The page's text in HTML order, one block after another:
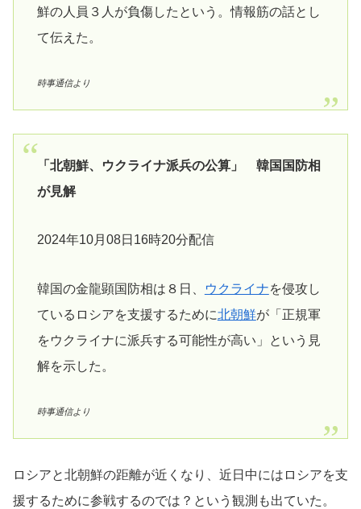
鮮の人員３人が負傷したという。情報筋の話とし
て伝えた。
時事通信より
「北朝鮮、ウクライナ派兵の公算」 韓国国防相
が見解
2024年10月08日16時20分配信
韓国の金龍顕国防相は８日、 ウクライナを侵攻し
ているロシアを支援するために北朝鮮が「正規軍
をウクライナに派兵する可能性が高い」という見
解を示した。
時事通信より
ロシアと北朝鮮の距離が近くなり、近日中にはロシアを支
援するために参戦するのでは？という観測も出ていた。